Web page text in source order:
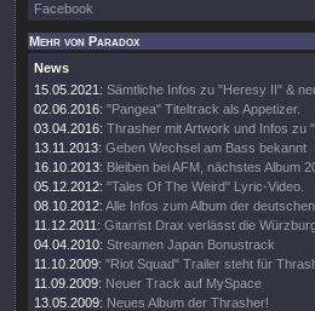
Facebook
Mehr von Paradox
News
15.05.2021: Sämtliche Infos zu "Heresy II" &
02.06.2016: "Pangea" Titeltrack als Appetizer.
03.04.2016: Thrasher mit Artwork und Infos zu
13.11.2013: Geben Wechsel am Bass bekannt
16.10.2013: Bleiben bei AFM, nächstes Album
05.12.2012: "Tales Of The Weird" Lyric-Video.
08.10.2012: Alle Infos zum Album der
11.12.2011: Gitarrist Drax verlässt die
04.04.2010: Streamen Japan Bonustrack
11.10.2009: "Riot Squad" Trailer steht für
11.09.2009: Neuer Track auf MySpace
13.05.2009: Neues Album der Thrasher!